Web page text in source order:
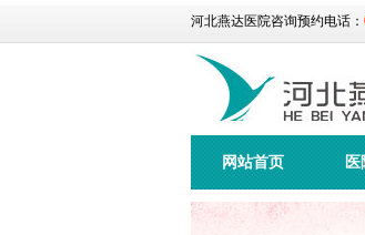
河北燕达医院咨询预约电话：
网站首页 医